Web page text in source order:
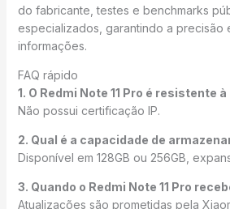
do fabricante, testes e benchmarks
especializados, garantindo a precisão
informações.
FAQ rápido
1. O Redmi Note 11 Pro é resistente
Não possui certificação IP.
2. Qual é a capacidade de
Disponível em 128GB ou 256GB,
3. Quando o Redmi Note 11 Pro
Atualizações são prometidas pela